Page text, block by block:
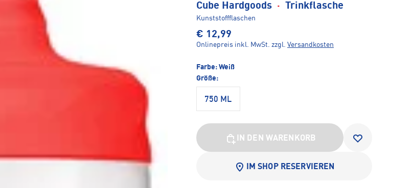
Cube Hardgoods · Trinkflasche
Kunststoffflaschen
€ 12,99
Onlinepreis inkl. MwSt. zzgl. Versandkosten
Farbe: Weiß
Größe:
750 ML
IN DEN WARENKORB
IM SHOP RESERVIEREN